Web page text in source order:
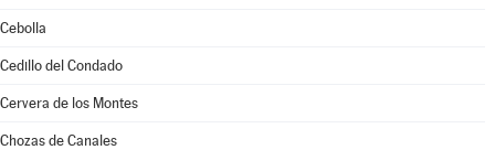
Cebolla
Cedillo del Condado
Cervera de los Montes
Chozas de Canales